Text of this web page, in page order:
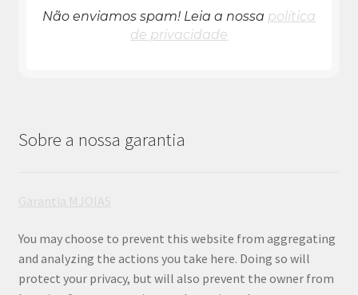
Não enviamos spam! Leia a nossa política
de privacidade
Sobre a nossa garantia
Garantia MJOIAS
You may choose to prevent this website from aggregating
and analyzing the actions you take here. Doing so will
protect your privacy, but will also prevent the owner from